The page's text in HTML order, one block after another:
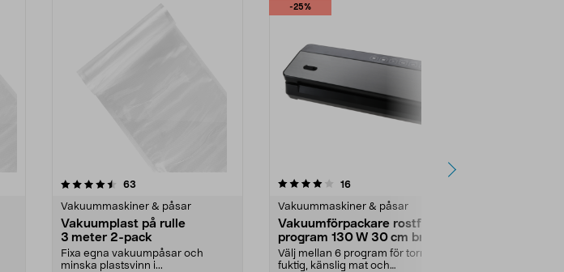
63
Vakuummaskiner & påsar
Vakuumplast på rulle
3 meter 2-pack
Fixa egna vakuumpåsar och
minska plastsvinn i...
-25%
4.0 av 5 stjärnor 16recensioner
Vakuummaskiner & påsar
Vakuumförpackare rostfri 6
program 130 W 30 cm bredd
Välj mellan 6 program för torr,
fuktig, känslig mat och
5.0 av 5 stjärnor